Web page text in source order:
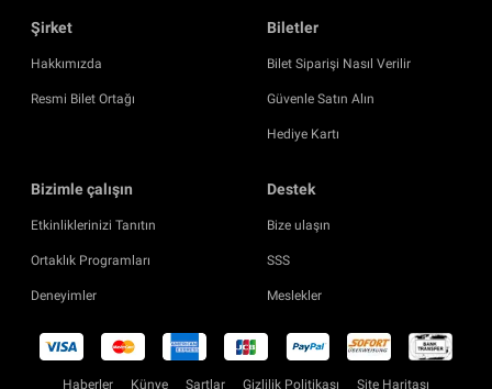
Şirket
Hakkımızda
Resmi Bilet Ortağı
Biletler
Bilet Siparişi Nasıl Verilir
Güvenle Satın Alın
Hediye Kartı
Bizimle çalışın
Etkinliklerinizi Tanıtın
Ortaklık Programları
Deneyimler
Destek
Bize ulaşın
SSS
Meslekler
Haberler Künye Şartlar Gizlilik Politikası Site Haritası